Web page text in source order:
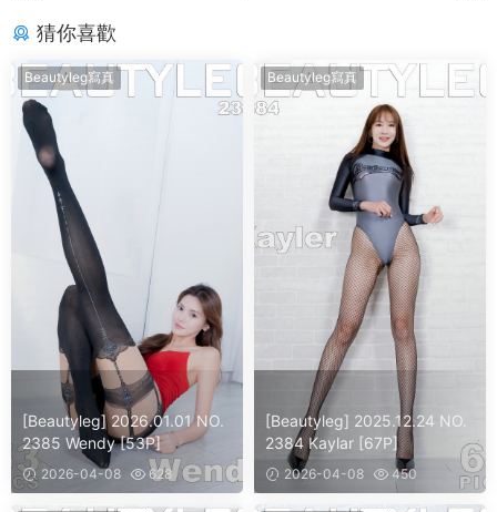
猜你喜歡
Beautyleg寫真
[Beautyleg] 2026.01.01 NO.
2385 Wendy [53P]
2026-04-08 628
Beautyleg寫真
[Beautyleg] 2025.12.24 NO.
2384 Kaylar [67P]
2026-04-08 450